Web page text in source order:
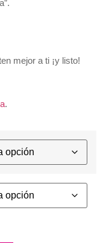
mejor a ti ¡y listo!
.